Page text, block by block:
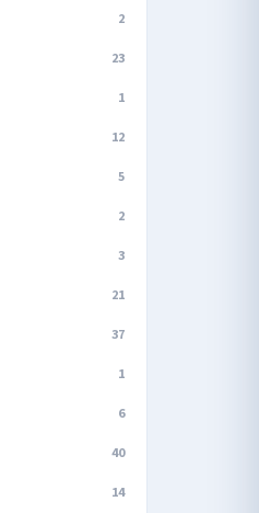
2
23
1
12
5
2
3
21
37
1
6
40
14